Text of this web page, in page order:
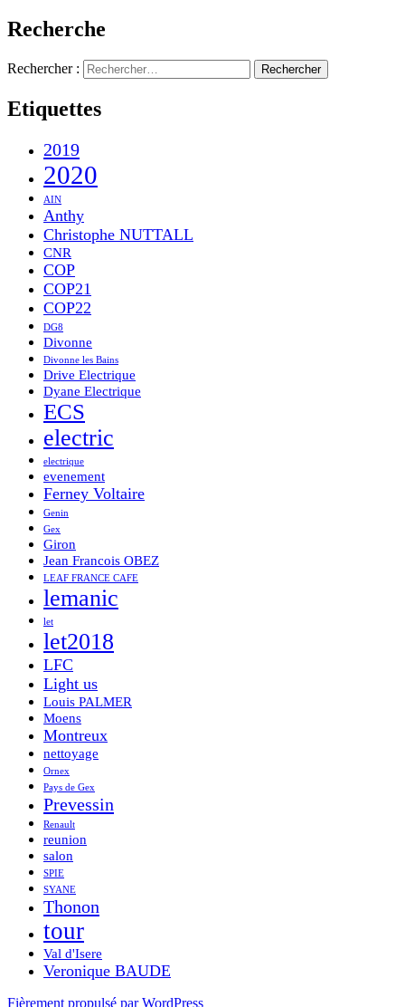
Recherche
Rechercher :
Etiquettes
2019
2020
AIN
Anthy
Christophe NUTTALL
CNR
COP
COP21
COP22
DG8
Divonne
Divonne les Bains
Drive Electrique
Dyane Electrique
ECS
electric
electrique
evenement
Ferney Voltaire
Genin
Gex
Giron
Jean Francois OBEZ
LEAF FRANCE CAFE
lemanic
let
let2018
LFC
Light us
Louis PALMER
Moens
Montreux
nettoyage
Ornex
Pays de Gex
Prevessin
Renault
reunion
salon
SPIE
SYANE
Thonon
tour
Val d'Isere
Veronique BAUDE
Fièrement propulsé par WordPress